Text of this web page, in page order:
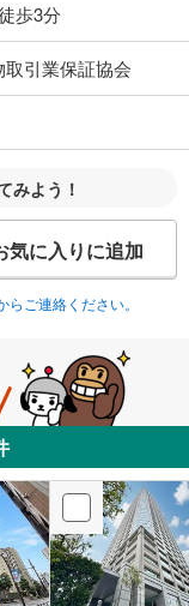
歩3分
取引業保証協会
みよう！
気に入りに追加
ご連絡ください。